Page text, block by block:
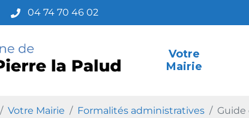
04 74 70 46 02
Saint Pierre la Palud
Votre
Mairie
Votre Mairie Formalités administratives